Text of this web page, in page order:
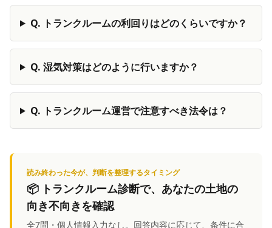
Q. トランクルームの利回りはどのくらいですか？
Q. 湿気対策はどのように行いますか？
Q. トランクルーム運営で注意すべき法令は？
読み終わった今が、判断を整理するタイミング
📦 トランクルーム診断で、あなたの土地の
向き不向きを確認
全7問・個人情報入力なし。回答内容に応じて、条件に合